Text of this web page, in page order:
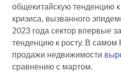
общекитайскую тенденцию
кризиса, вызванного
2023 года сектор впервые
тенденцию к росту. В самом
продажи недвижимости
сравнению с мартом.